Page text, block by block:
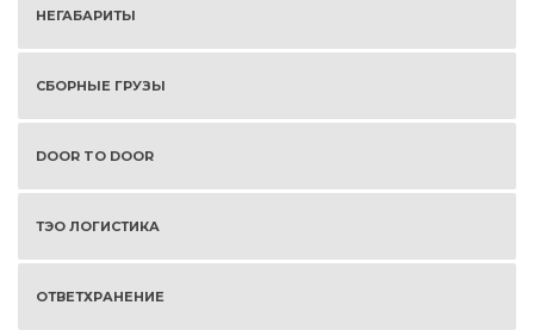
НЕГАБАРИТЫ
СБОРНЫЕ ГРУЗЫ
DOOR TO DOOR
ТЭО ЛОГИСТИКА
ОТВЕТХРАНЕНИЕ